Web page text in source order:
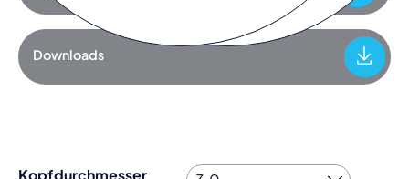
Downloads
Kopfdurchmesser